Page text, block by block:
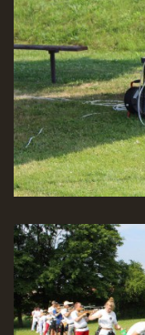
© 2026 eStránky.cz